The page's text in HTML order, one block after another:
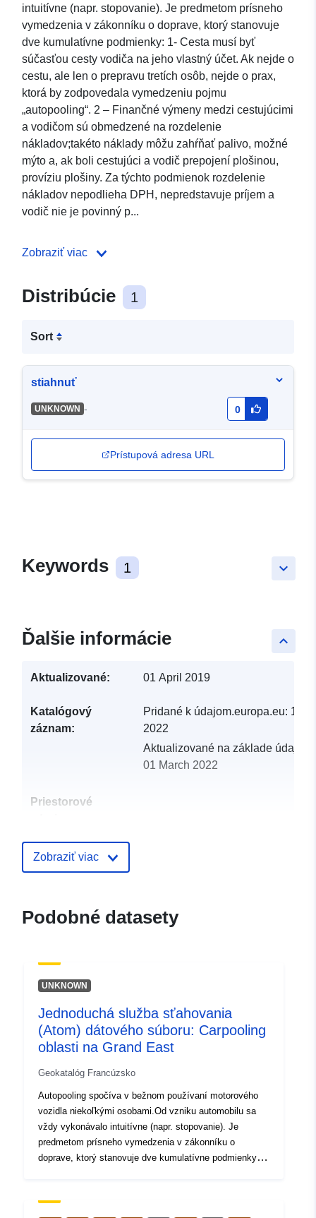
intuitívne (napr. stopovanie). Je predmetom prísneho
vymedzenia v zákonníku o doprave, ktorý stanovuje
dve kumulatívne podmienky: 1- Cesta musí byť
súčasťou cesty vodiča na jeho vlastný účet. Ak nejde o
cestu, ale len o prepravu tretích osôb, nejde o prax,
ktorá by zodpovedala vymedzeniu pojmu
„autopooling“. 2 – Finančné výmeny medzi cestujúcimi
a vodičom sú obmedzené na rozdelenie
nákladov;takéto náklady môžu zahŕňať palivo, možné
mýto a, ak boli cestujúci a vodič prepojení plošinou,
províziu plošiny. Za týchto podmienok rozdelenie
nákladov nepodlieha DPH, nepredstavuje príjem a
vodič nie je povinný p...
Zobraziť viac
Distribúcie 1
Sort
stiahnuť
UNKNOWN - 0
Prístupová adresa URL
keyboard_arrow_down
Keywords 1
keyboard_arrow_up
Ďalšie informácie
Aktualizované: 01 April 2019
Katalógový
záznam:
Pridané k údajom.europa.eu: 19
2022
Aktualizované na základe
01 March 2022
Priestorové
Identifikátory:
ffad-4df7-b898-
4241-b269-fdc94c5d7237
Typ:
Zdroj:
http://inspire.ec.europa.eu/
Zobraziť viac
Podobné datasety
UNKNOWN
Jednoduchá služba sťahovania
(Atom) dátového súboru: Carpooling
oblasti na Grand East
Geokatalóg Francúzsko
Autopooling spočíva v bežnom používaní motorového
vozidla niekoľkými osobami.Od vzniku automobilu sa
vždy vykonávalo intuitívne (napr. stopovanie). Je
predmetom prísneho vymedzenia v zákonníku o
doprave, ktorý stanovuje dve kumulatívne podmienky:
osôb, nejde o prax, ktorá by zodpovedala vymedzeniu